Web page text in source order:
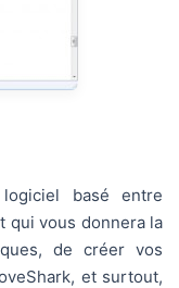
basé entre
qui vous donnera la
de créer vos
et surtout,